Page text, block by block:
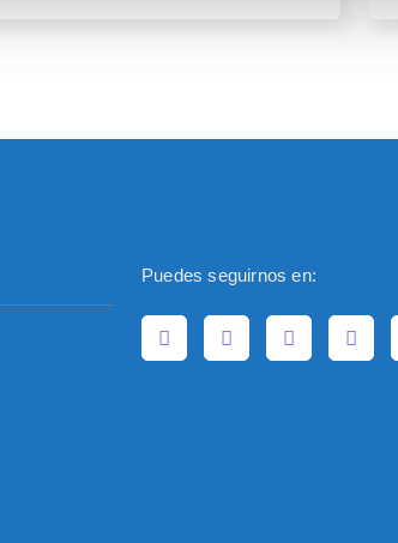
Puedes seguirnos en: